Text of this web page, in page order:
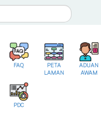
FAQ
PETA
LAMAN
ADUAN
AWAM
PDC